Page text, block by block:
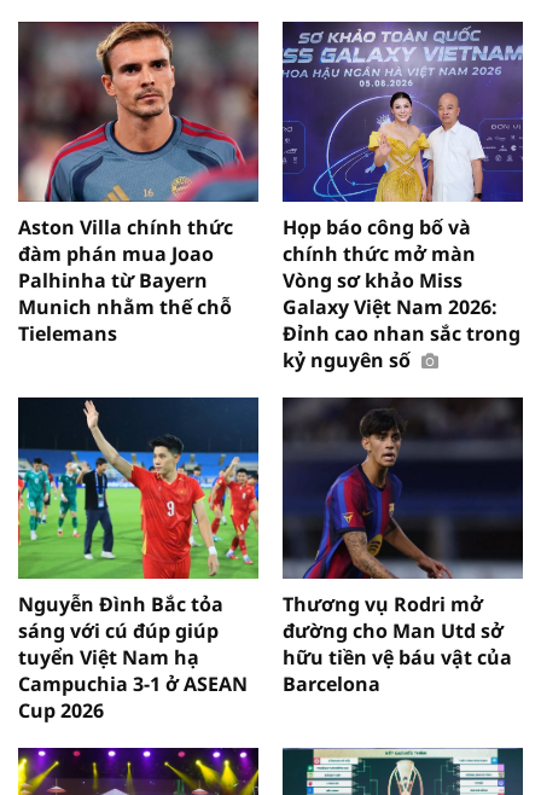
Aston Villa chính thức
đàm phán mua Joao
Palhinha từ Bayern
Munich nhằm thế chỗ
Tielemans
Họp báo công bố và
chính thức mở màn
Vòng sơ khảo Miss
Galaxy Việt Nam 2026:
Đỉnh cao nhan sắc trong
kỷ nguyên số
Nguyễn Đình Bắc tỏa
sáng với cú đúp giúp
tuyển Việt Nam hạ
Campuchia 3-1 ở ASEAN
Cup 2026
Thương vụ Rodri mở
đường cho Man Utd sở
hữu tiền vệ báu vật của
Barcelona